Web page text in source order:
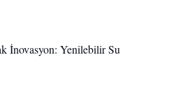
İnovasyon: Yenilebilir Su